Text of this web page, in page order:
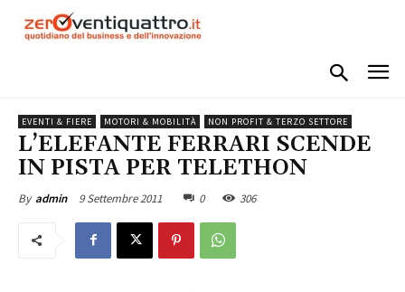
EVENTI & FIERE MOTORI & MOBILITÀ NON PROFIT & TERZO SETTORE
L’ELEFANTE FERRARI SCENDE
IN PISTA PER TELETHON
By admin 9 Settembre 2011 0 306